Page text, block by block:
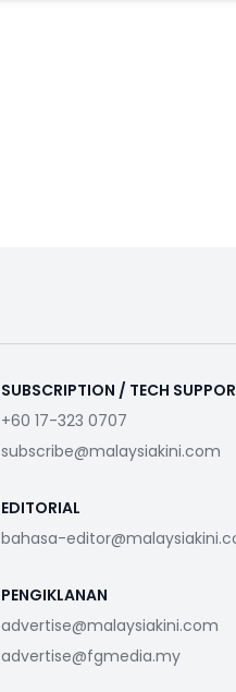
SUBSCRIPTION / TECH
+60 17-323 0707
subscribe@malaysiakini.com
EDITORIAL
bahasa-
PENGIKLANAN
advertise@malaysiakini.com
advertise@fgmedia.my